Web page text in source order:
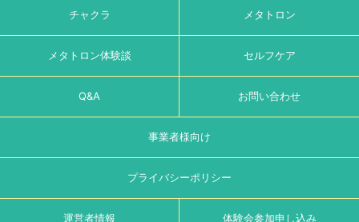
チャクラ メタトロン
メタトロン体験談 セルフケア
Q&A お問い合わせ
事業者様向け
プライバシーポリシー
運営者情報 体験会参加申し込み